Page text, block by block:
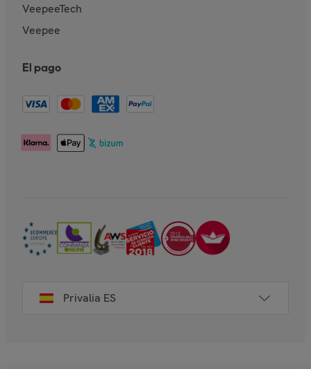
VeepeeTech
Veepee
El pago
Privalia ES